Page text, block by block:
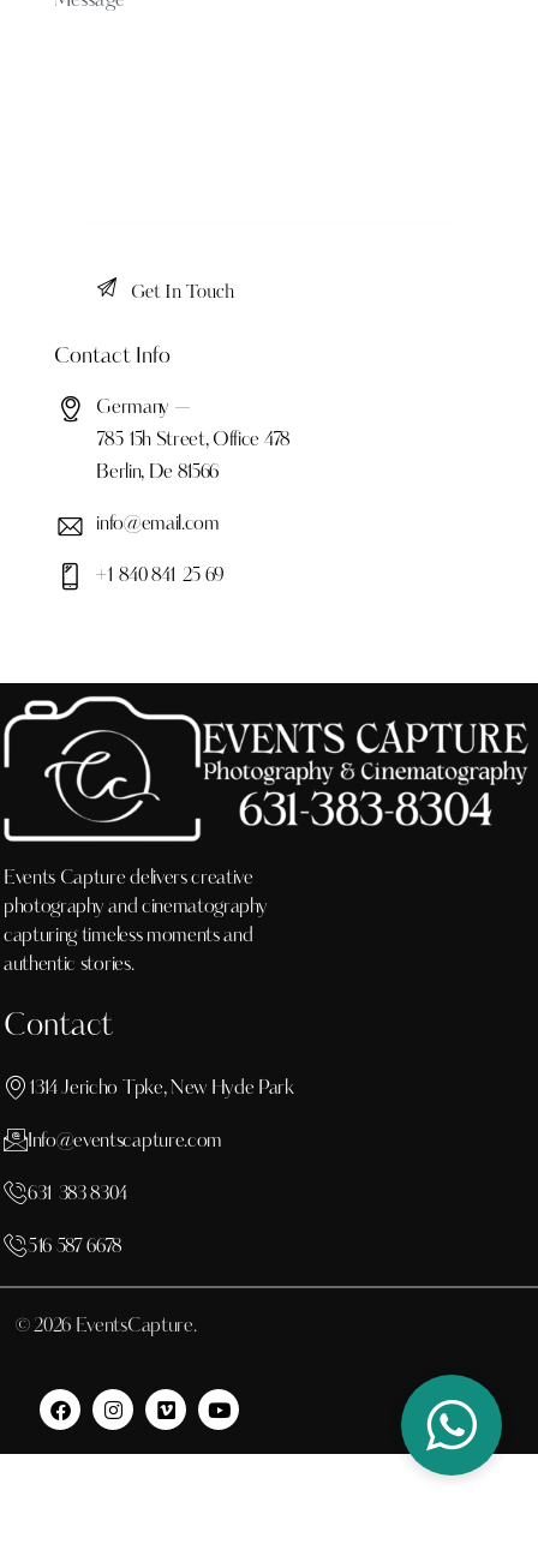
Contact Info
Germany —
785 15h Street, Office 478
Berlin, De 81566
info@email.com
+1 840 841 25 69
Events Capture delivers creative
photography and cinematography
capturing timeless moments and
authentic stories.
Contact
1314 Jericho Tpke, New Hyde Park
Info@eventscapture.com
631 383 8304
516 587 6678
© 2026 EventsCapture.